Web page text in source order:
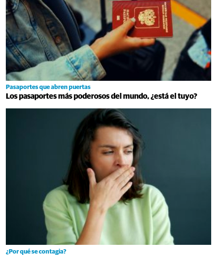
Pasaportes que abren puertas
Los pasaportes más poderosos del mundo, ¿está el tuyo?
¿Por qué se contagia?